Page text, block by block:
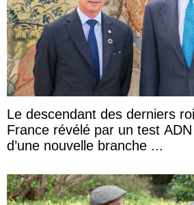
Le descendant des derniers
France révélé par un test
d’une nouvelle branche ...